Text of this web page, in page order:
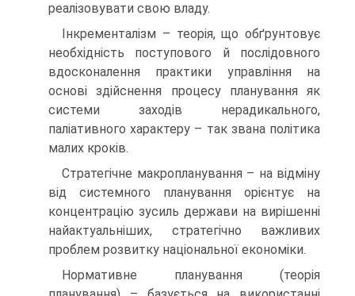
реалізовувати свою владу.
Інкременталізм – теорія, що обґрунтовує
необхідність поступового й послідовного
вдосконалення практики управління на
основі здійснення процесу планування як
системи заходів нерадикального,
паліативного характеру – так звана політика
малих кроків.
Стратегічне макропланування – на відміну
від системного планування орієнтує на
концентрацію зусиль держави на вирішенні
найактуальніших, стратегічно важливих
проблем розвитку національної економіки.
Нормативне планування (теорія